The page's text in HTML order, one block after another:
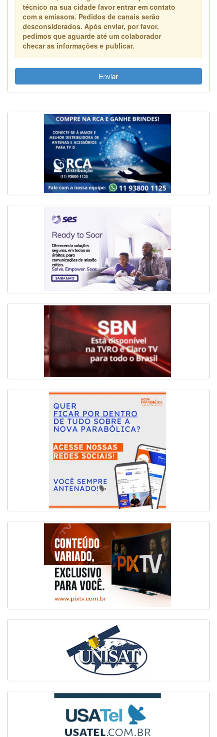
técnico na sua cidade favor entrar em contato
com a emissora. Pedidos de canais serão
desconsiderados. Após enviar, por favor,
pedimos que aguarde até um colaborador
checar as informações e publicar.
Enviar